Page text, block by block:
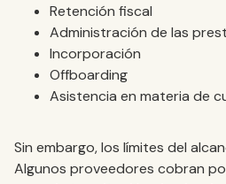
Retención fiscal
Administración de las
Incorporación
Offboarding
Asistencia en materia de
Sin embargo, los límites del
Algunos proveedores cobran